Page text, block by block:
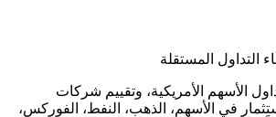
المستقلة
الأسهم الأمريكية، وتقييم شركات
في الأسهم، الذهب، النفط، الفوركس،